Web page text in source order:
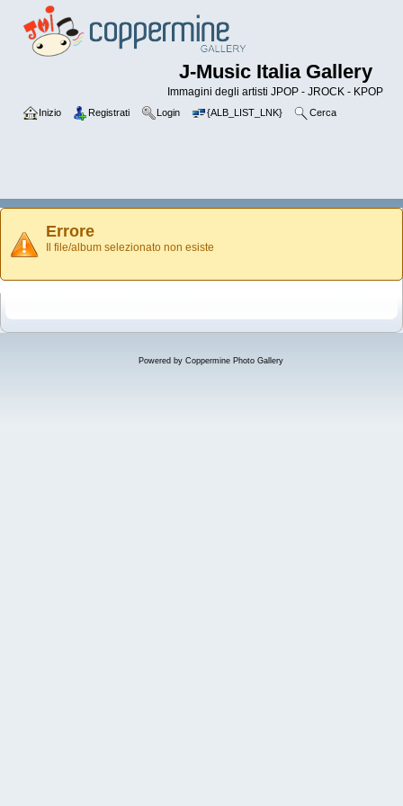
J-Music Italia Gallery
Immagini degli artisti JPOP - JROCK - KPOP
Inizio Registrati Login {ALB_LIST_LNK} Cerca
Errore
Il file/album selezionato non esiste
Powered by Coppermine Photo Gallery